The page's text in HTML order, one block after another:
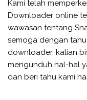
Kami telah
Downloader online
wawasan tentang
semoga dengan
downloader, kalian
mengunduh hal-hal
dan beri tahu kami